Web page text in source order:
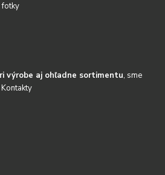
fotky
výrobe aj ohľadne sortimentu, sme
Kontakty